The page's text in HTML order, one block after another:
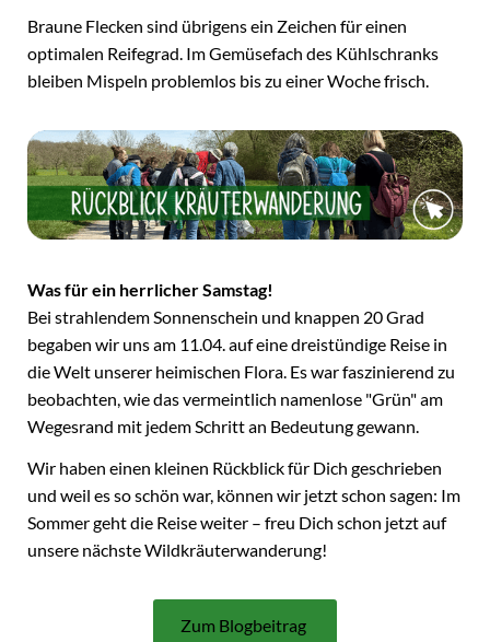
Braune Flecken sind übrigens ein Zeichen für einen
optimalen Reifegrad. Im Gemüsefach des Kühlschranks
bleiben Mispeln problemlos bis zu einer Woche frisch.
Was für ein herrlicher Samstag!
Bei strahlendem Sonnenschein und knappen 20 Grad
begaben wir uns am 11.04. auf eine dreistündige Reise in
die Welt unserer heimischen Flora. Es war faszinierend zu
beobachten, wie das vermeintlich namenlose "Grün" am
Wegesrand mit jedem Schritt an Bedeutung gewann.
Wir haben einen kleinen Rückblick für Dich geschrieben
und weil es so schön war, können wir jetzt schon sagen: Im
Sommer geht die Reise weiter – freu Dich schon jetzt auf
unsere nächste Wildkräuterwanderung!
Zum Blogbeitrag